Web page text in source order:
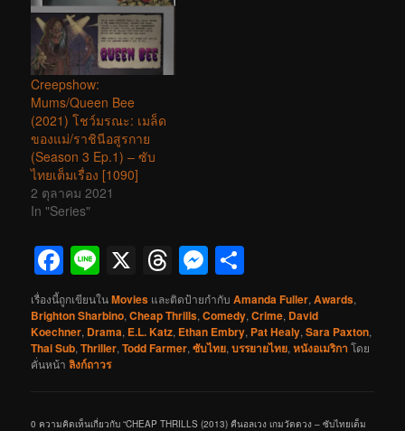
Creepshow:
Mums/Queen Bee
(2021) โชว์มรณะ: เมล็ด
ของแม่/ราชินีอสูรกาย
(Season 3 Ep.1) – ซับ
ไทยเต็มเรื่อง [1090]
2 ตุลาคม 2021
In "Series"
Facebook
Line
X Threads
Messenger
เรื่องนี้ถูกเขียนในMovies และติดป้ายกำกับAmanda Fuller,Awards,
Brighton Sharbino,Cheap Thrills,Comedy,Crime, David
Koechner, Drama, E.L. Katz, Ethan Embry, Pat Healy,Sara Paxton,
Thai Sub,Thriller,Todd Farmer,ซับไทย,บรรยายไทย,หนังอเมริกา โดย
คั่นหน้าลิงก์ถาวร
0 ความคิดเห็นเกี่ยวกับ “CHEAP THRILLS (2013) คืนอลเวง​ เกมวัดดวง – ซับไทยเต็ม